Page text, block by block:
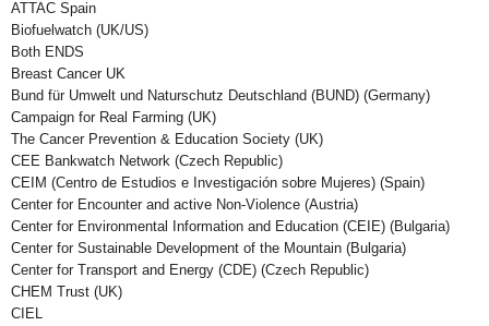
ATTAC Spain
Biofuelwatch (UK/US)
Both ENDS
Breast Cancer UK
Bund für Umwelt und Naturschutz Deutschland (BUND) (Germany)
Campaign for Real Farming (UK)
The Cancer Prevention & Education Society (UK)
CEE Bankwatch Network (Czech Republic)
CEIM (Centro de Estudios e Investigación sobre Mujeres) (Spain)
Center for Encounter and active Non-Violence (Austria)
Center for Environmental Information and Education (CEIE) (Bulgaria)
Center for Sustainable Development of the Mountain (Bulgaria)
Center for Transport and Energy (CDE) (Czech Republic)
CHEM Trust (UK)
CIEL